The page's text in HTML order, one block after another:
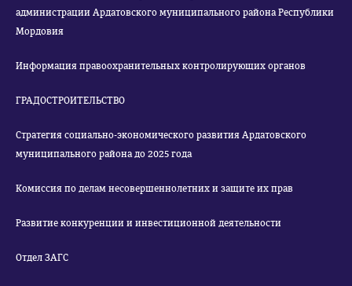
администрации Ардатовского муниципального района Республики
Мордовия
Информация правоохранительных контролирующих органов
ГРАДОСТРОИТЕЛЬСТВО
Стратегия социально-экономического развития Ардатовского
муниципального района до 2025 года
Комиссия по делам несовершеннолетних и защите их прав
Развитие конкуренции и инвестиционной деятельности
Отдел ЗАГС